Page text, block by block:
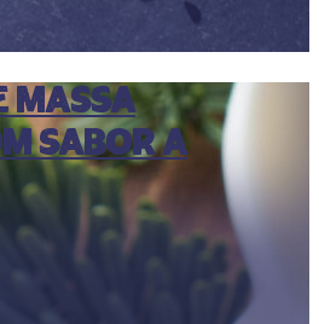
Massa
sabor a